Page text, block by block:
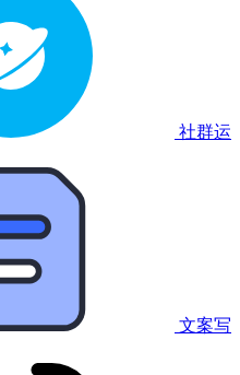
社群运
文案写